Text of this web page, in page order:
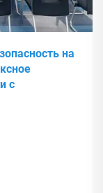
на
с